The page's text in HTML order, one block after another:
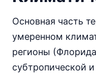
Основная часть
умеренном
регионы
субтропической